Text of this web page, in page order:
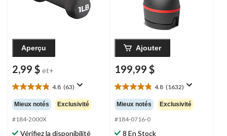
Aperçu
2,99 $ et+
4.8 (63)
4.8
étoile(s)
sur
5.
63
Mieux notés Exclusivité
#184-2000X
Vérifiez la disponibilité
Ajouter
199,99 $
4.8 (1632)
4.8
étoile(s)
sur
5.
1632
Mieux notés Exclusivité
#184-0716-0
8 En Stock